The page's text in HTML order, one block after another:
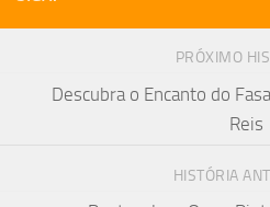
PRÓXIMO
Descubra o Encanto do
Reis
HISTÓRIA